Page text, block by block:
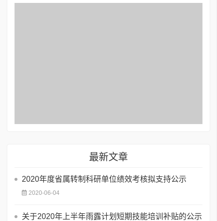
最新文章
2020年度省属转制科研单位绩效考核拟支持公示
2020-06-04
关于2020年上半年雨露计划短期技能培训补贴的公示